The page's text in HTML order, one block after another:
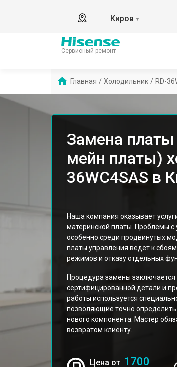
Киров ▼
Сервисный ремонт
Главная / Холодильник / RD-
Замена
мейн платы)
36WC4SAS в
Наша компания оказывает
материнской платы. Проблемы с
особенно среди продвинутых
платы управления ведет к
режимов и отказу отдельных
Процедура замены заключается
сертифицированной детали и
работы используется
позволяющие точно определить
нового компонента. Мастер
возвратом клиенту.
Цена от 1700